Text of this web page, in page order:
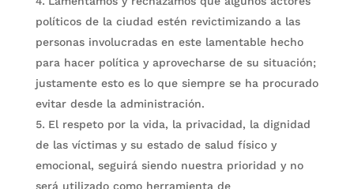
políticos de la ciudad estén revictimizando a las
personas involucradas en este lamentable hecho
para hacer política y aprovecharse de su situación;
justamente esto es lo que siempre se ha procurado
evitar desde la administración.
El respeto por la vida, la privacidad, la dignidad
de las víctimas y su estado de salud físico y
emocional, seguirá siendo nuestra prioridad y no
será utilizado como herramienta de